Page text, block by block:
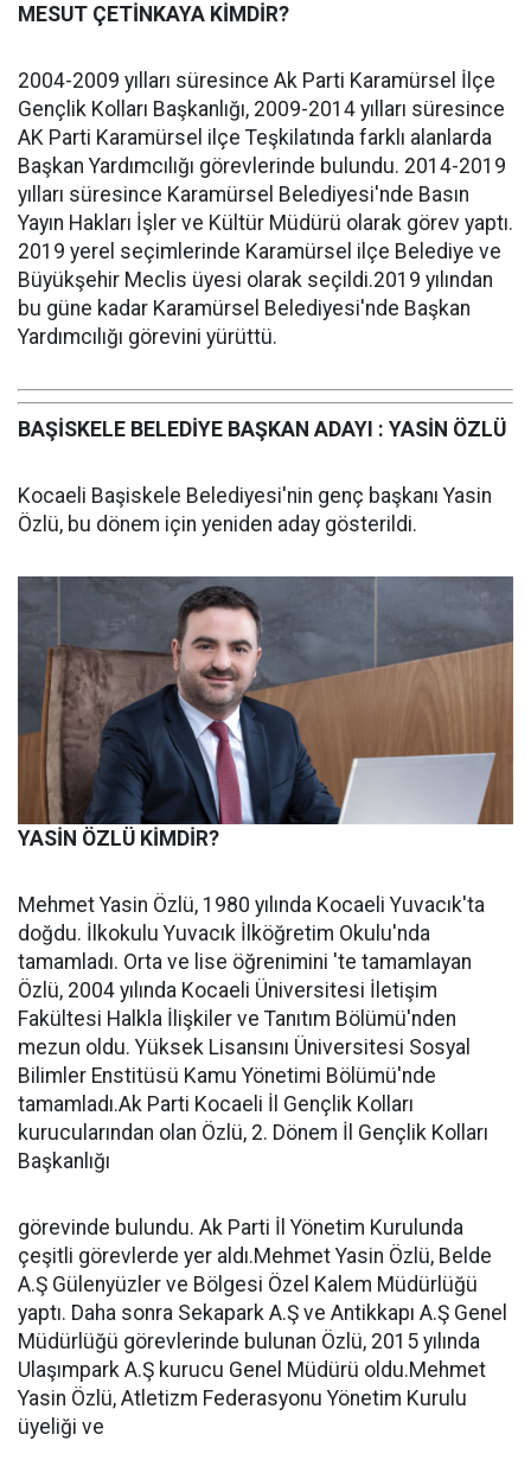
MESUT ÇETİNKAYA KİMDİR?
2004-2009 yılları süresince Ak Parti Karamürsel İlçe
Gençlik Kolları Başkanlığı, 2009-2014 yılları süresince
AK Parti Karamürsel ilçe Teşkilatında farklı alanlarda
Başkan Yardımcılığı görevlerinde bulundu. 2014-2019
yılları süresince Karamürsel Belediyesi'nde Basın
Yayın Hakları İşler ve Kültür Müdürü olarak görev yaptı.
2019 yerel seçimlerinde Karamürsel ilçe Belediye ve
Büyükşehir Meclis üyesi olarak seçildi.2019 yılından
bu güne kadar Karamürsel Belediyesi'nde Başkan
Yardımcılığı görevini yürüttü.
BAŞİSKELE BELEDİYE BAŞKAN ADAYI : YASİN ÖZLÜ
Kocaeli Başiskele Belediyesi'nin genç başkanı Yasin
Özlü, bu dönem için yeniden aday gösterildi.
YASİN ÖZLÜ KİMDİR?
Mehmet Yasin Özlü, 1980 yılında Kocaeli Yuvacık'ta
doğdu. İlkokulu Yuvacık İlköğretim Okulu'nda
tamamladı. Orta ve lise öğrenimini 'te tamamlayan
Özlü, 2004 yılında Kocaeli Üniversitesi İletişim
Fakültesi Halkla İlişkiler ve Tanıtım Bölümü'nden
mezun oldu. Yüksek Lisansını Üniversitesi Sosyal
Bilimler Enstitüsü Kamu Yönetimi Bölümü'nde
tamamladı.Ak Parti Kocaeli İl Gençlik Kolları
kurucularından olan Özlü, 2. Dönem İl Gençlik Kolları
Başkanlığı
görevinde bulundu. Ak Parti İl Yönetim Kurulunda
çeşitli görevlerde yer aldı.Mehmet Yasin Özlü, Belde
A.Ş Gülenyüzler ve Bölgesi Özel Kalem Müdürlüğü
yaptı. Daha sonra Sekapark A.Ş ve Antikkapı A.Ş Genel
Müdürlüğü görevlerinde bulunan Özlü, 2015 yılında
Ulaşımpark A.Ş kurucu Genel Müdürü oldu.Mehmet
Yasin Özlü, Atletizm Federasyonu Yönetim Kurulu
üyeliği ve